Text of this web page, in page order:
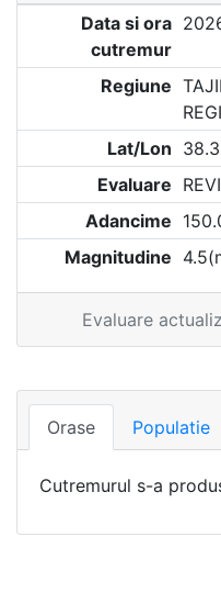
Data si ora
cutremur
Regiune
Lat/Lon
Evaluare
Adancime
Magnitudine
Evaluare
Orase Populatie
Cutremurul s-a